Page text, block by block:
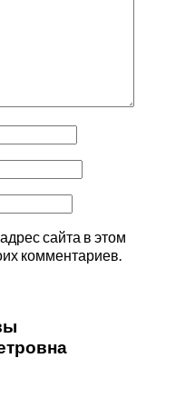
сайта в этом
комментариев.